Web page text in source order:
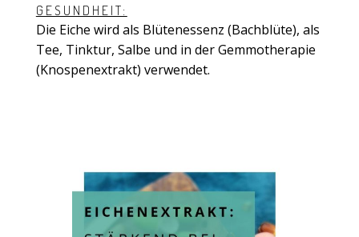
GESUNDHEIT:
Die Eiche wird als Blütenessenz (Bachblüte), als
Tee, Tinktur, Salbe und in der Gemmotherapie
(Knospenextrakt) verwendet.